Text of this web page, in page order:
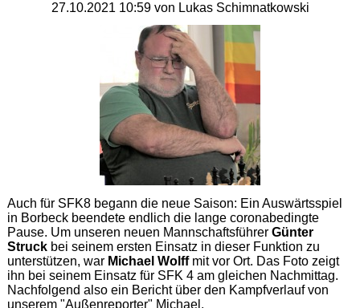
27.10.2021 10:59von Lukas Schimnatkowski
Auch für SFK8 begann die neue Saison: Ein Auswärtsspiel
in Borbeck beendete endlich die lange coronabedingte
Pause. Um unseren neuen Mannschaftsführer Günter
Struckbei seinem ersten Einsatz in dieser Funktion zu
unterstützen, war Michael Wolffmit vor Ort. Das Foto zeigt
ihn bei seinem Einsatz für SFK 4 am gleichen Nachmittag.
Nachfolgend also ein Bericht über den Kampfverlauf von
unserem "Außenreporter" Michael.